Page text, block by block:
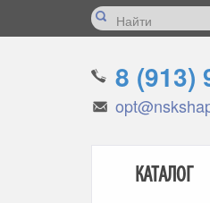
8 (913)
КАТАЛОГ